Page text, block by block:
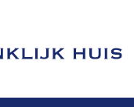
Huis